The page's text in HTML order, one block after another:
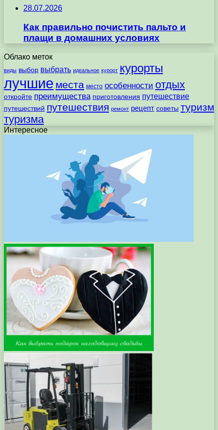
28.07.2026
Как правильно почистить пальто и
плащи в домашних условиях
Облако меток
виды выбор выбрать идеальное курорт курорты
лучшие места место особенности отдых
откройте преимущества приготовления путешествие
путешествий путешествия ремонт рецепт советы туризм
туризма
Интересное